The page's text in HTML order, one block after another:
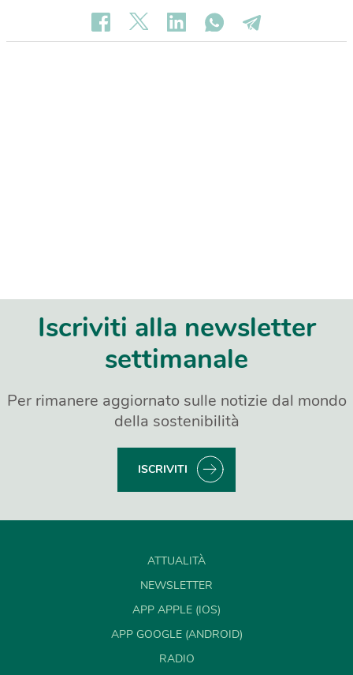
Iscriviti alla newsletter
settimanale
Per rimanere aggiornato sulle notizie dal mondo
della sostenibilità
ISCRIVITI
ATTUALITÀ
NEWSLETTER
APP APPLE (IOS)
APP GOOGLE (ANDROID)
RADIO